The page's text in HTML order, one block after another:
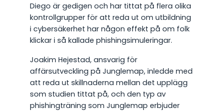
Diego är gedigen och har tittat på flera olika
kontrollgrupper för att reda ut om utbildning
i cybersäkerhet har någon effekt på om folk
klickar i så kallade phishingsimuleringar.
Joakim Hejestad, ansvarig för
affärsutveckling på Junglemap, inledde med
att reda ut skillnaderna mellan det upplägg
som studien tittat på, och den typ av
phishingträning som Junglemap erbjuder